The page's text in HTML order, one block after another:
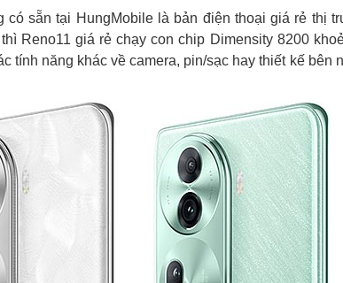
có sẵn tại HungMobile là bản điện thoại giá rẻ thị
Reno11 giá rẻ chạy con chip Dimensity 8200
tính năng khác về camera, pin/sạc hay thiết kế bên